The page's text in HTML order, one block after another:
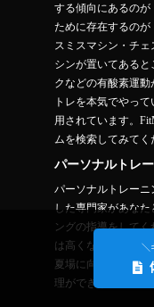
する傾向にあるの
ために存在するのが
スミスマシン・チ
シンが置いてある
クなどの有酸素運
トレを本気でやっ
用されています。
ムを検索してみてく
パーソナルトレ
パーソナルトレー
した専門家があな
ングの指導をして
は高くなりますが、
夏場に向け追い込
理ができない方は一
＼